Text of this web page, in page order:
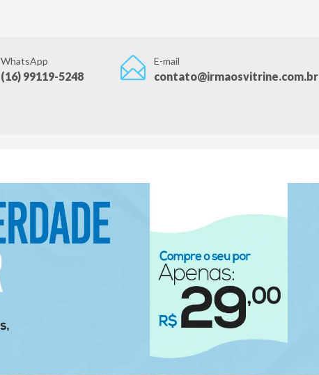
WhatsApp
(16) 99119-5248
E-mail
contato@irmaosvitrine.com.br